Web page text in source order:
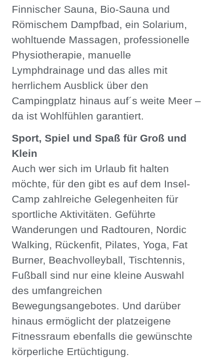
Finnischer Sauna, Bio-Sauna und
Römischem Dampfbad, ein Solarium,
wohltuende Massagen, professionelle
Physiotherapie, manuelle
Lymphdrainage und das alles mit
herrlichem Ausblick über den
Campingplatz hinaus auf´s weite Meer –
da ist Wohlfühlen garantiert.
Sport, Spiel und Spaß für Groß und
Klein
Auch wer sich im Urlaub fit halten
möchte, für den gibt es auf dem Insel-
Camp zahlreiche Gelegenheiten für
sportliche Aktivitäten. Geführte
Wanderungen und Radtouren, Nordic
Walking, Rückenfit, Pilates, Yoga, Fat
Burner, Beachvolleyball, Tischtennis,
Fußball sind nur eine kleine Auswahl
des umfangreichen
Bewegungsangebotes. Und darüber
hinaus ermöglicht der platzeigene
Fitnessraum ebenfalls die gewünschte
körperliche Ertüchtigung.